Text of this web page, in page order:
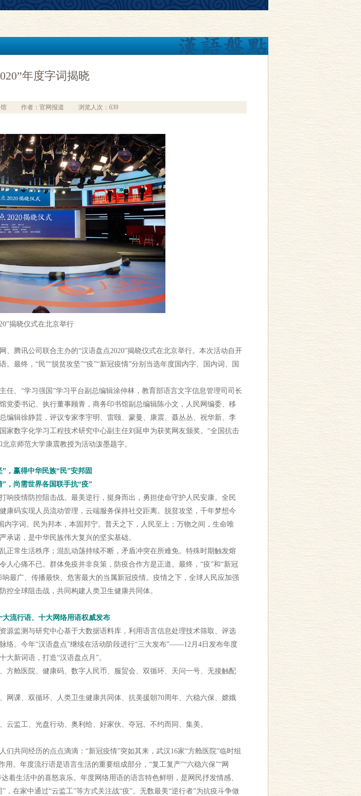
年度字词揭晓
作者：官网报道 浏览人次：639
揭晓仪式在北京举行
腾讯公司联合主办的“汉语盘点2020”揭晓仪式在北京举行。本次活动自开
最终，“民”“脱贫攻坚”“疫”“新冠疫情”分别当选年度国内字、国内词、国
、“学习强国”学习平台副总编辑涂仲林，教育部语言文字信息管理司司长
党委书记、执行董事顾青，商务印书馆副总编辑陈小文，人民网编委、移
编辑徐静芸，评议专家李宇明、雷颐、蒙曼、康震、聂丛丛、祝华新、李
数字化学习工程技术研究中心副主任刘延申为获奖网友颁奖。“全国抗击
京师范大学康震教授为活动泼墨题字。
，赢得中华民族“民”安邦固
尚需世界各国联手抗“疫”
疫情防控阻击战。最美逆行，挺身而出，勇担使命守护人民安康。全民
康码实现人员流动管理，云端服务保持社交距离。脱贫攻坚，千年梦想今
内字词。民为邦本，本固邦宁。普天之下，人民至上；万物之间，生命唯
承诺，是中华民族伟大复兴的坚实基础。
常生活秩序；混乱动荡持续不断，矛盾冲突在所难免。特殊时期触发熔
心痛不已。群体免疫并非良策，防疫合作方是正道。最终，“疫”和“新冠
最广、传播最快、危害最大的当属新冠疫情。疫情之下，全球人民应加强
控全球阻击战，共同构建人类卫生健康共同体。
流行语、十大网络用语权威发布
监测与研究中心基于大数据语料库，利用语言信息处理技术筛取、评选
络。今年“汉语盘点”继续在活动阶段进行“三大发布”——12月4日发布年度
大新词语，打造“汉语盘点月”。
方舱医院、健康码、数字人民币、服贸会、双循环、天问一号、无接触配
网课、双循环、人类卫生健康共同体、抗美援朝70周年、六稳六保、嫦娥
云监工、光盘行动、奥利给、好家伙、夺冠、不约而同、集美。
共同经历的点点滴滴：“新冠疫情”突如其来，武汉16家“方舱医院”临时组
。年度流行语是语言生活的重要组成部分，“复工复产”“六稳六保”“网
着生活中的喜怒哀乐。年度网络用语的语言特色鲜明，是网民抒发情感、
在家中通过“云监工”等方式关注战“疫”。无数最美“逆行者”为抗疫斗争做